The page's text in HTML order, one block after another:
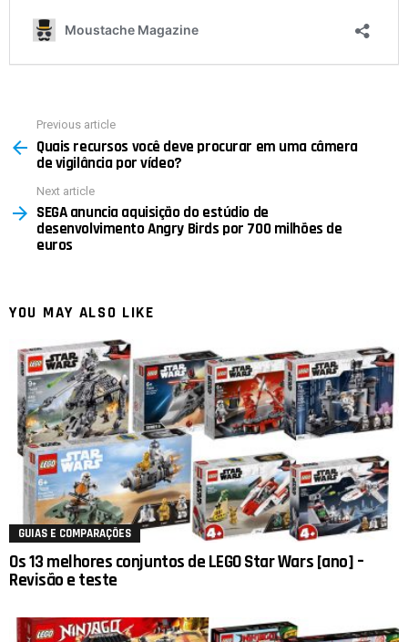
more
Previous article
Quais recursos você deve procurar em uma câmera
de vigilância por vídeo?
Next article
SEGA anuncia aquisição do estúdio de
desenvolvimento Angry Birds por 700 milhões de
euros
YOU MAY ALSO LIKE
GUIAS E COMPARAÇÕES
Os 13 melhores conjuntos de LEGO Star Wars [ano] –
Revisão e teste